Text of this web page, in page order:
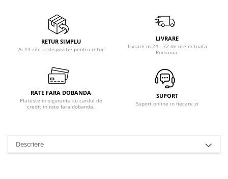
Masini de spalat rufe
semiautomate
Masini de spalat rufe standard
Uscatoare de rufe
Masini spalat vase
Masini de spalat vase incorporabile
Masini de spalat vase
independente
Open Box
Plite
RETUR SIMPLU
Ai 14 zile la dispozitie pentru retur
LIVRARE
Livrare in 24 - 72 de ore in toata
Romania.
RATE FARA DOBANDA
Plateste in siguranta cu cardul de
credit in rate fara dobanda.
SUPORT
Suport online in fiecare zi
Descriere